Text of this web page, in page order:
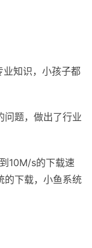
知识，小孩子都
题，做出了行业
10M/s的下载速
的下载，小鱼系统